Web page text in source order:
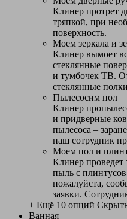
Клинер протрет
тряпкой, при
поверхность.
Моем зеркала и
Клинер вымоет
стеклянные
и тумбочек ТВ.
стеклянные
Пылесосим пол
Клинер
и придверные
пылесоса –
наш сотрудник
Моем пол и
Клинер проведет
пыль с
пожалуйста,
заявки.
+ Ещё 10 опций
Ванная